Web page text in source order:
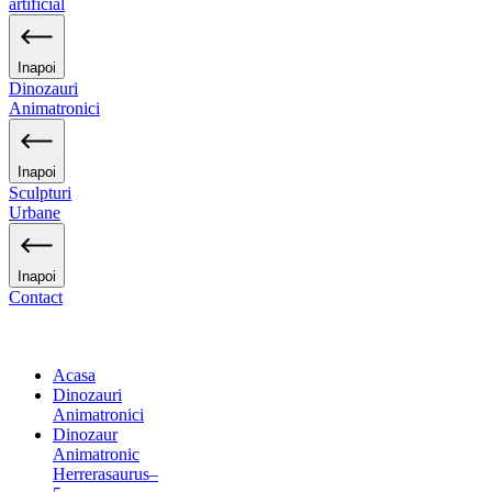
artificial
Inapoi
Dinozauri
Animatronici
Inapoi
Sculpturi
Urbane
Inapoi
Contact
Acasa
Dinozauri
Animatronici
Dinozaur
Animatronic
Herrerasaurus–